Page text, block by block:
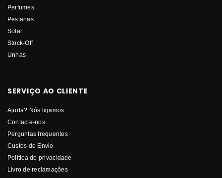
Perfumes
Pestanas
Solar
Stock-Off
Unhas
SERVIÇO AO CLIENTE
Ajuda? Nós ligamos
Contacte-nos
Perguntas frequentes
Custos de Envio
Política de privacidade
Livro de reclamações